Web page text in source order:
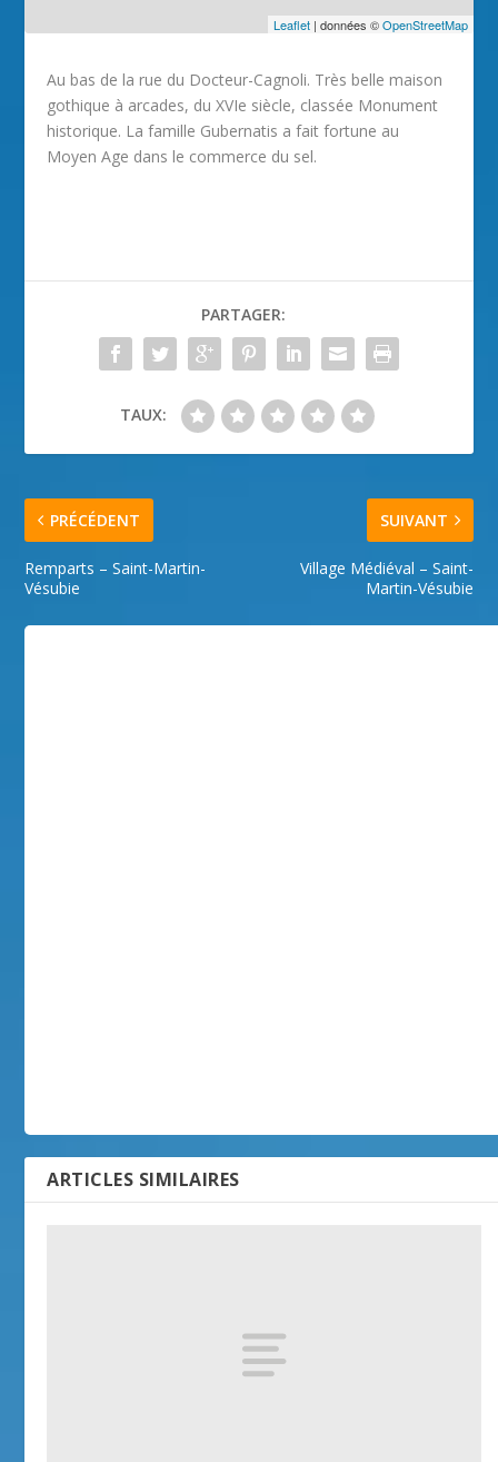
Leaflet| données ©OpenStreetMap
Au bas de la rue du Docteur-Cagnoli. Très belle maison
gothique à arcades, du XVIe siècle, classée Monument
historique. La famille Gubernatis a fait fortune au
Moyen Age dans le commerce du sel.
PARTAGER:
TAUX:
PRÉCÉDENT
Remparts – Saint-Martin-
Vésubie
SUIVANT
Village Médiéval – Saint-
Martin-Vésubie
ARTICLES SIMILAIRES